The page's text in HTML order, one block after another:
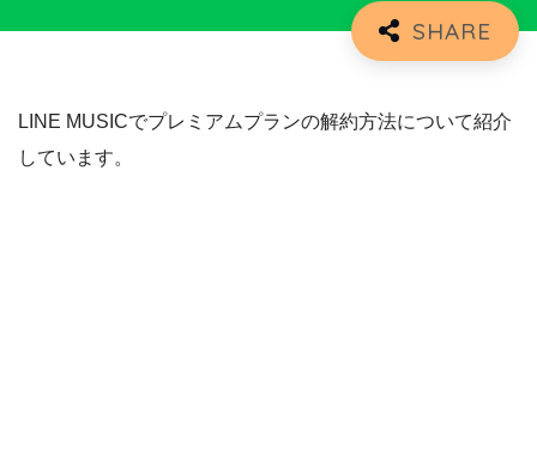
LINE MUSICでプレミアムプランの解約方法について紹介
しています。